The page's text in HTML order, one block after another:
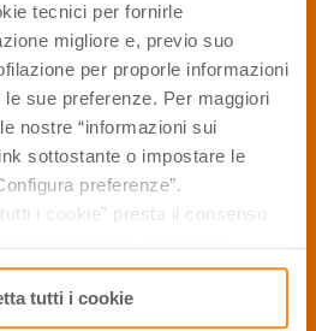
tecnici per fornirle
migliore e, previo suo
per proporle informazioni
sue preferenze. Per maggiori
nostre “informazioni sui
sottostante o impostare le
preferenze”.
i cookie” presta il consenso
solo i cookie necessari” e
tecnici necessari al corretto
tutti i cookie
Tutti i diritti riservati